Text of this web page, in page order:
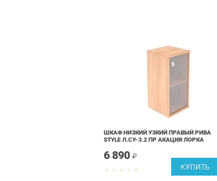
ШКАФ НИЗКИЙ УЗКИЙ ПРАВЫЙ РИВА
STYLE Л.СУ-3.2 ПР АКАЦИЯ ЛОРКА
6 890 ₽